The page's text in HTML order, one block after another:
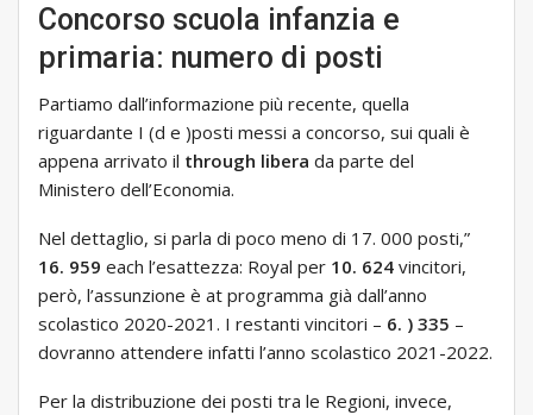
Concorso scuola infanzia e
primaria: numero di posti
Partiamo dall’informazione più recente, quella
riguardante I (d e )posti messi a concorso, sui quali è
appena arrivato il through libera da parte del
Ministero dell’Economia.
Nel dettaglio, si parla di poco meno di 17. 000 posti,”
16. 959 each l’esattezza: Royal per 10. 624 vincitori,
però, l’assunzione è at programma già dall’anno
scolastico 2020-2021. I restanti vincitori – 6. ) 335 –
dovranno attendere infatti l’anno scolastico 2021-2022.
Per la distribuzione dei posti tra le Regioni, invece,